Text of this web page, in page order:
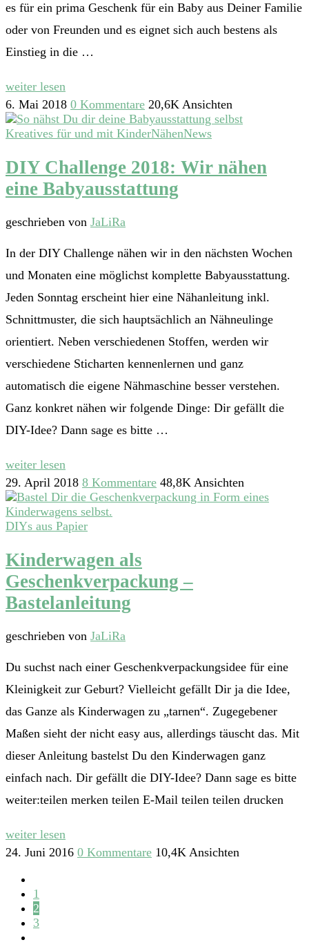
es für ein prima Geschenk für ein Baby aus Deiner Familie
oder von Freunden und es eignet sich auch bestens als
Einstieg in die …
weiter lesen
6. Mai 2018 0 Kommentare 20,6K Ansichten
Kreatives für und mit KinderNähenNews
DIY Challenge 2018: Wir nähen
eine Babyausstattung
geschrieben von JaLiRa
In der DIY Challenge nähen wir in den nächsten Wochen
und Monaten eine möglichst komplette Babyausstattung.
Jeden Sonntag erscheint hier eine Nähanleitung inkl.
Schnittmuster, die sich hauptsächlich an Nähneulinge
orientiert. Neben verschiedenen Stoffen, werden wir
verschiedene Sticharten kennenlernen und ganz
automatisch die eigene Nähmaschine besser verstehen.
Ganz konkret nähen wir folgende Dinge: Dir gefällt die
DIY-Idee? Dann sage es bitte …
weiter lesen
29. April 2018 8 Kommentare 48,8K Ansichten
DIYs aus Papier
Kinderwagen als
Geschenkverpackung –
Bastelanleitung
geschrieben von JaLiRa
Du suchst nach einer Geschenkverpackungsidee für eine
Kleinigkeit zur Geburt? Vielleicht gefällt Dir ja die Idee,
das Ganze als Kinderwagen zu „tarnen“. Zugegebener
Maßen sieht der nicht easy aus, allerdings täuscht das. Mit
dieser Anleitung bastelst Du den Kinderwagen ganz
einfach nach. Dir gefällt die DIY-Idee? Dann sage es bitte
weiter:teilen merken teilen E-Mail teilen teilen drucken
weiter lesen
24. Juni 2016 0 Kommentare 10,4K Ansichten
1
2
3